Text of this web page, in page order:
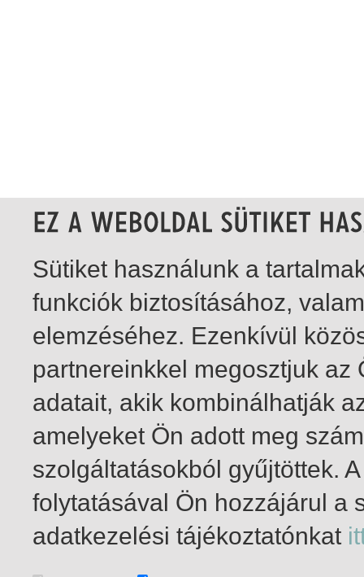
1-2 / insgesamt 2 Treffer
Sütiket használunk a
funkciók biztosításához,
elemzéséhez. Ezenkívül
partnereinkkel megosztjuk
adatait, akik kombinálhatják
amelyeket Ön adott meg
szolgáltatásokból gyűjtöttek.
folytatásával Ön hozzájárul a
adatkezelési tájékoztatónkat